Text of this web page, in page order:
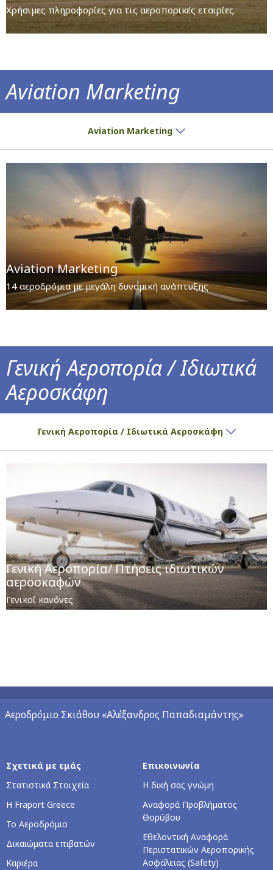
Χρήσιμες πληροφορίες για τις αεροπορικές εταιρίες.
Aviation Marketing
Aviation Marketing
Aviation Marketing
14 αεροδρόμια με μεγάλη δυναμική ανάπτυξης
Γενική Αεροπορία / Ιδιωτικά
Αεροσκάφη
Γενική Αεροπορία / Ιδιωτικά Αεροσκάφη
Γενική Αεροπορία/ Πτήσεις ιδιωτικών
αεροσκαφών
Γενικοί κανόνες
Αεροδρόμιο Σκιάθου «Αλέξανδρος Παπαδιαμάντης»
Σχετικά με εμάς
Στατιστικά Στοιχεία
Η Fraport Greece
Το Αεροδρόμιο
Δικαιώματα επιβατών
Καριέρα
Επικοινωνία
Η δική σας γνώμη
Αναφορά Προβλήματος
Θορύβου
Εθελοντική Αναφορά
Περιστατικών Αεροπορικής
Ασφάλειας (Safety)